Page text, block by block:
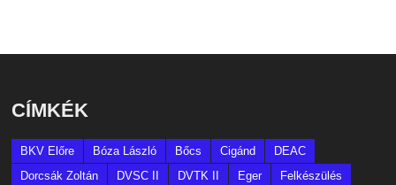
CÍMKÉK
BKV Előre Bóza László Bőcs Cigánd
DEAC
Dorcsák Zoltán
DVSC II DVTK II Eger
Felkészülés